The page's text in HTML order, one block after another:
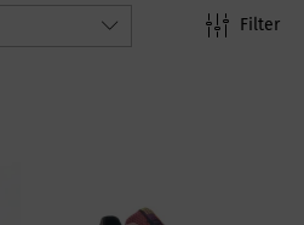
Filter